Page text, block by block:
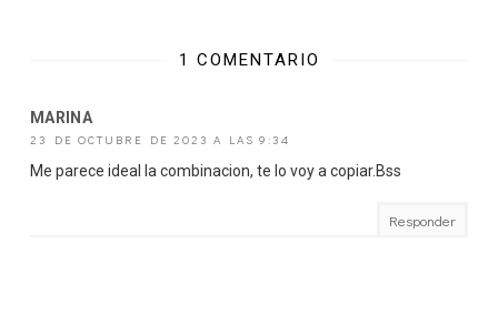
1 COMENTARIO
MARINA
23 DE OCTUBRE DE 2023 A LAS 9:34
Me parece ideal la combinacion, te lo voy a copiar.Bss
Responder